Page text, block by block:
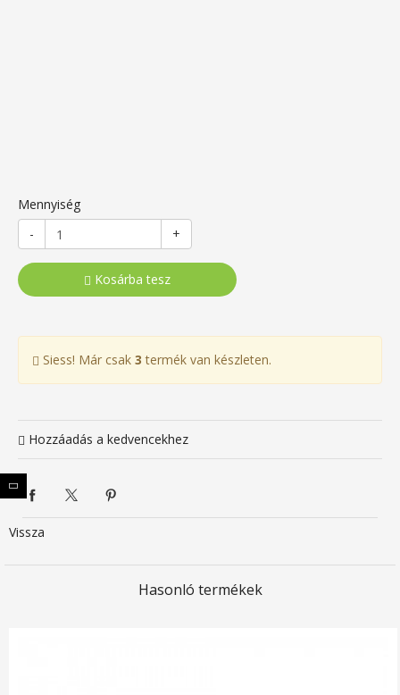
Mennyiség
-
+
Kosárba tesz
Siess! Már csak 3 termék van készleten.
Hozzáadás a kedvencekhez
Vissza
Hasonló termékek